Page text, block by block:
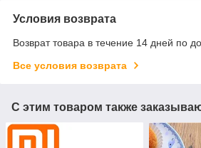
Условия возврата
Возврат товара в течение 14 дней по
Все условия возврата
С этим товаром также